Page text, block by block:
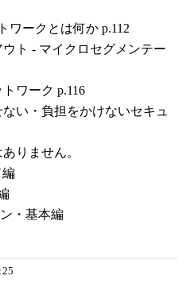
ワークとは何か p.112
ト - マイクロセグメンテー
ワーク p.116
い・負担をかけないセキュ
りません。
編
・基本編